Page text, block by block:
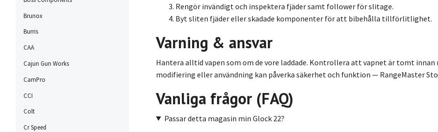
Brunox
Burris
CAA
Cajun Gun Works
CamPro
CCI
Colt
Cr Speed
Rengör invändigt och inspektera fjäder samt follower för slitage.
Byt sliten fjäder eller skadade komponenter för att bibehålla tillförlitlighet.
Varning & ansvar
Hantera alltid vapen som om de vore laddade. Kontrollera att vapnet är tomt
modifiering eller användning kan påverka säkerhet och funktion — RangeMaster
Vanliga frågor (FAQ)
Passar detta magasin min Glock 22?